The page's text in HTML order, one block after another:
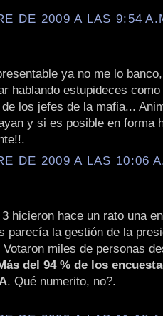
DE 2009 A LAS 9:54
ya no me lo
hablando estupideces
los jefes de la mafia...
y si es posible en forma
DE 2009 A LAS 10:06
hicieron hace un rato una
parecía la gestión de la
miles de personas
del 94 % de los
. Qué numerito, no?.